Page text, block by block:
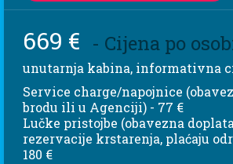
669 € - Cijena po
unutarnja kabina, informativna
Service charge/napojnice
brodu ili u Agenciji) - 77 €
Lučke pristojbe (obavezna
rezervacije krstarenja, plaćaju
180 €